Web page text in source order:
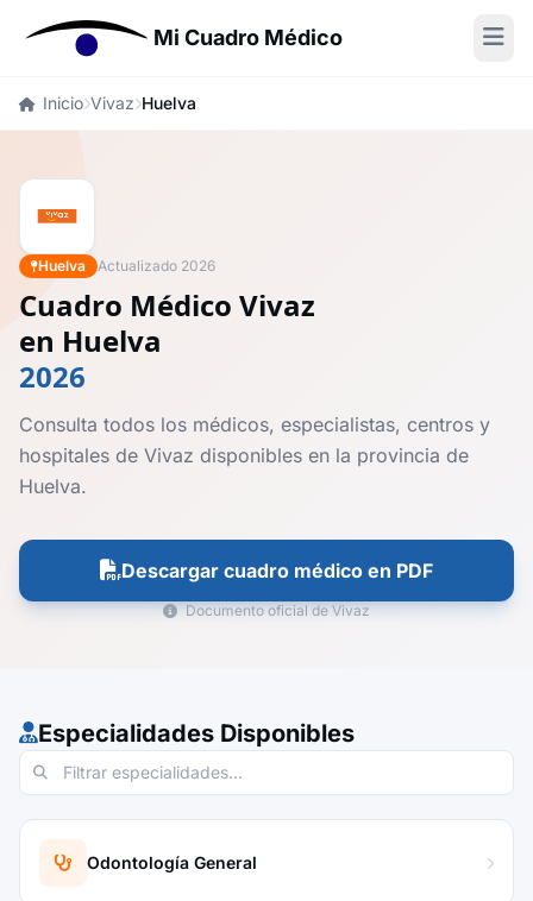
Mi Cuadro Médico
Inicio Vivaz Huelva
Huelva Actualizado 2026
Cuadro Médico Vivaz
en Huelva
2026
Consulta todos los médicos, especialistas, centros y
hospitales de Vivaz disponibles en la provincia de
Huelva.
Descargar cuadro médico en PDF
Documento oficial de Vivaz
Especialidades Disponibles
Odontología General